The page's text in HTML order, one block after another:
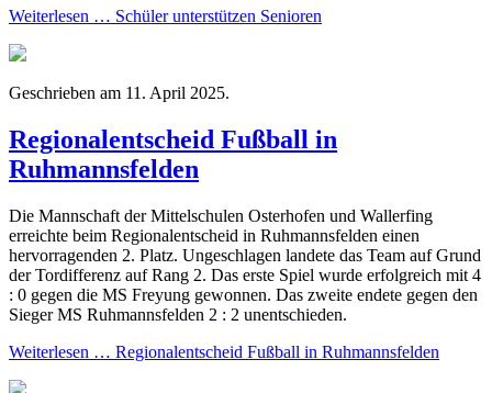
Weiterlesen … Schüler unterstützen Senioren
Geschrieben am 11. April 2025.
Regionalentscheid Fußball in
Ruhmannsfelden
Die Mannschaft der Mittelschulen Osterhofen und Wallerfing
erreichte beim Regionalentscheid in Ruhmannsfelden einen
hervorragenden 2. Platz. Ungeschlagen landete das Team auf Grund
der Tordifferenz auf Rang 2. Das erste Spiel wurde erfolgreich mit 4
: 0 gegen die MS Freyung gewonnen. Das zweite endete gegen den
Sieger MS Ruhmannsfelden 2 : 2 unentschieden.
Weiterlesen … Regionalentscheid Fußball in Ruhmannsfelden